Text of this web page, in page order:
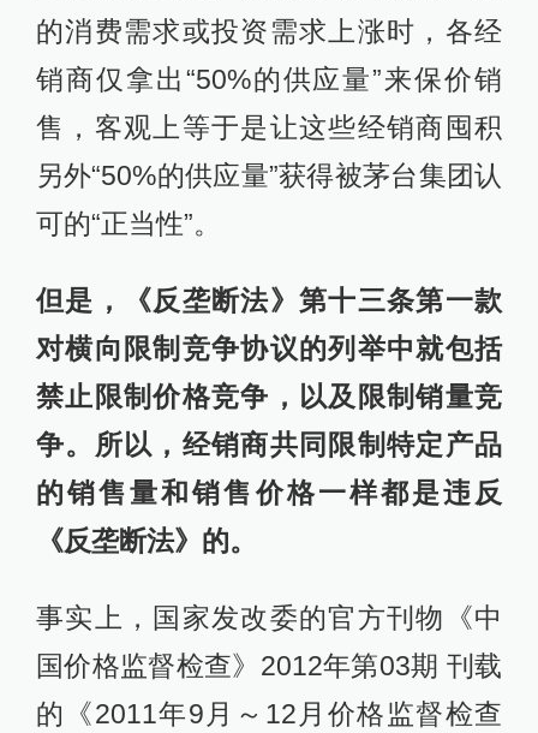
的消费需求或投资需求上涨时，各经
销商仅拿出“50%的供应量”来保价销
售，客观上等于是让这些经销商囤积
另外“50%的供应量”获得被茅台集团认
可的“正当性”。
但是，《反垄断法》第十三条第一款
对横向限制竞争协议的列举中就包括
禁止限制价格竞争，以及限制销量竞
争。所以，经销商共同限制特定产品
的销售量和销售价格一样都是违反
《反垄断法》的。
事实上，国家发改委的官方刊物《中
国价格监督检查》2012年第03期 刊载
的《2011年9月～12月价格监督检查